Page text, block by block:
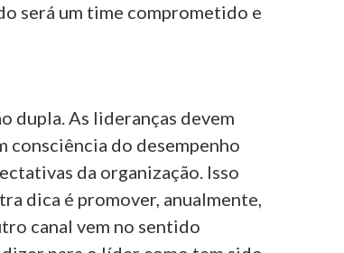
será um time comprometido e
dupla.As lideranças devem
consciência do desempenho
da organização. Isso
dica é promover, anualmente,
canal vem no sentido